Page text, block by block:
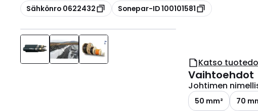
Kopioi
Sähkönro 0622432 Kopioi
Sonepar-ID 100101581
Katso
Vaihtoehdot
Johtimen
50 mm² 70